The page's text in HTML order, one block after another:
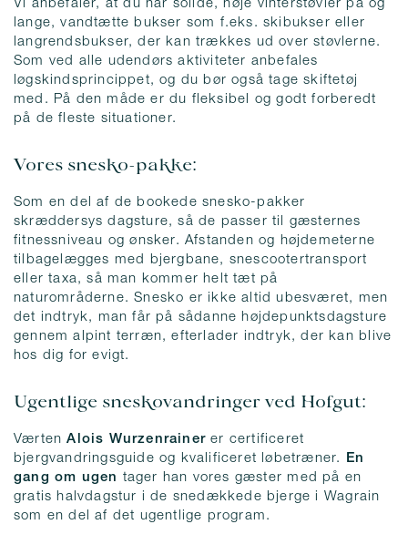
Vi anbefaler, at du har solide, høje vinterstøvler på og
lange, vandtætte bukser som f.eks. skibukser eller
langrendsbukser, der kan trækkes ud over støvlerne.
Som ved alle udendørs aktiviteter anbefales
løgskindsprincippet, og du bør også tage skiftetøj
med. På den måde er du fleksibel og godt forberedt
på de fleste situationer.
Vores snesko-pakke:
Som en del af de bookede snesko-pakker
skræddersys dagsture, så de passer til gæsternes
fitnessniveau og ønsker. Afstanden og højdemeterne
tilbagelægges med bjergbane, snescootertransport
eller taxa, så man kommer helt tæt på
naturområderne. Snesko er ikke altid ubesværet, men
det indtryk, man får på sådanne højdepunktsdagsture
gennem alpint terræn, efterlader indtryk, der kan blive
hos dig for evigt.
Ugentlige sneskovandringer ved Hofgut:
VærtenAlois Wurzenrainer er certificeret
bjergvandringsguide og kvalificeret løbetræner.
En
gang om ugen tager han vores gæster med på en
gratis halvdagstur i de snedækkede bjerge i Wagrain
som en del af det ugentlige program.